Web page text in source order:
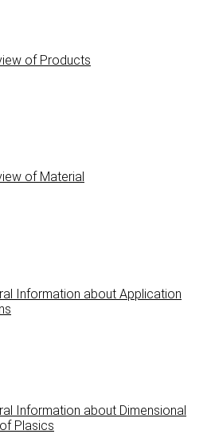
of Products
of Material
Information about Application
Information about Dimensional
Plasics